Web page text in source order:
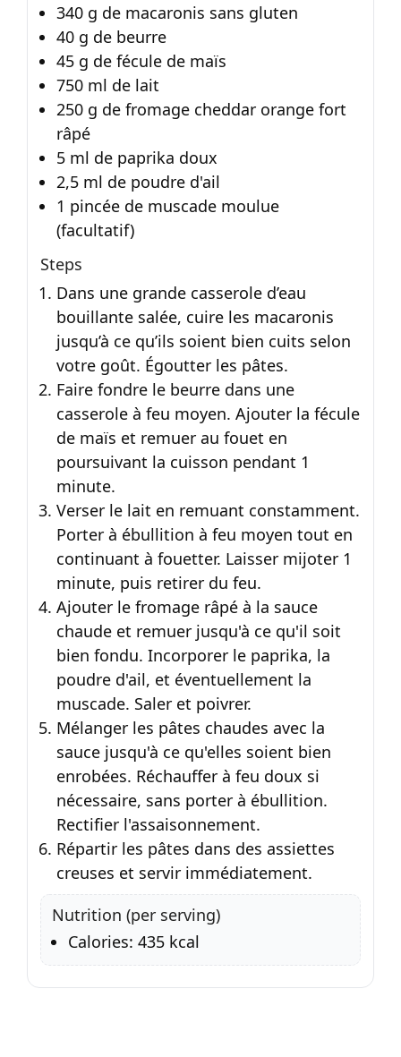
340 g de macaronis sans gluten
40 g de beurre
45 g de fécule de maïs
750 ml de lait
250 g de fromage cheddar orange fort
râpé
5 ml de paprika doux
2,5 ml de poudre d'ail
1 pincée de muscade moulue
(facultatif)
Steps
Dans une grande casserole d’eau
bouillante salée, cuire les macaronis
jusqu’à ce qu’ils soient bien cuits selon
votre goût. Égoutter les pâtes.
Faire fondre le beurre dans une
casserole à feu moyen. Ajouter la fécule
de maïs et remuer au fouet en
poursuivant la cuisson pendant 1
minute.
Verser le lait en remuant constamment.
Porter à ébullition à feu moyen tout en
continuant à fouetter. Laisser mijoter 1
minute, puis retirer du feu.
Ajouter le fromage râpé à la sauce
chaude et remuer jusqu'à ce qu'il soit
bien fondu. Incorporer le paprika, la
poudre d'ail, et éventuellement la
muscade. Saler et poivrer.
Mélanger les pâtes chaudes avec la
sauce jusqu'à ce qu'elles soient bien
enrobées. Réchauffer à feu doux si
nécessaire, sans porter à ébullition.
Rectifier l'assaisonnement.
Répartir les pâtes dans des assiettes
creuses et servir immédiatement.
Nutrition (per serving)
Calories: 435 kcal